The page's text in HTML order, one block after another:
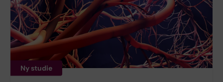
Ny studie